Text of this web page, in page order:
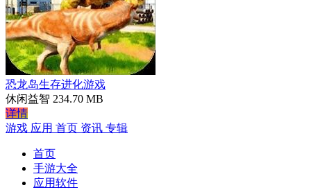
恐龙岛生存进化游戏
休闲益智 234.70 MB
详情
游戏 应用 首页 资讯 专辑
首页
手游大全
应用软件